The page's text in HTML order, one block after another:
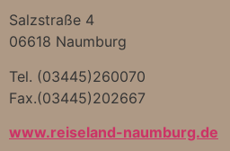
Salzstraße 4
06618 Naumburg
Tel. (03445)260070
Fax.(03445)202667
www.reiseland-naumburg.de